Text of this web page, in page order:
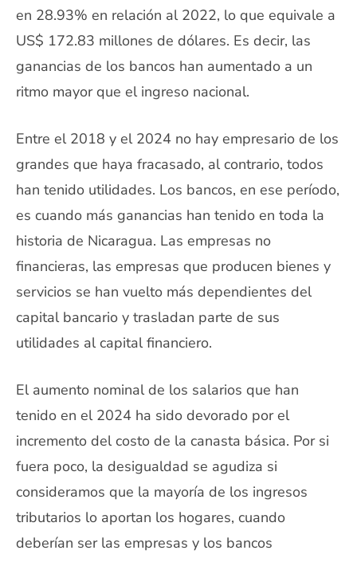
en 28.93% en relación al 2022, lo que equivale a
US$ 172.83 millones de dólares. Es decir, las
ganancias de los bancos han aumentado a un
ritmo mayor que el ingreso nacional.
Entre el 2018 y el 2024 no hay empresario de los
grandes que haya fracasado, al contrario, todos
han tenido utilidades. Los bancos, en ese período,
es cuando más ganancias han tenido en toda la
historia de Nicaragua. Las empresas no
financieras, las empresas que producen bienes y
servicios se han vuelto más dependientes del
capital bancario y trasladan parte de sus
utilidades al capital financiero.
El aumento nominal de los salarios que han
tenido en el 2024 ha sido devorado por el
incremento del costo de la canasta básica. Por si
fuera poco, la desigualdad se agudiza si
consideramos que la mayoría de los ingresos
tributarios lo aportan los hogares, cuando
deberían ser las empresas y los bancos